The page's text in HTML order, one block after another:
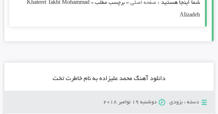
شما اینجا هستید : صفحه اصلی» برچسب مطلب » Khateret Takht Mohammad
Alizadeh
دانلود آهنگ محمد علیزاده به نام خاطرت تخت
دسته : بزودی دوشنبه 19 نوامبر 2018